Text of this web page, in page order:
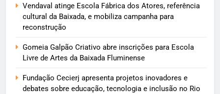
Vendaval atinge Escola Fábrica dos Atores, referência
cultural da Baixada, e mobiliza campanha para
reconstrução
Gomeia Galpão Criativo abre inscrições para Escola
Livre de Artes da Baixada Fluminense
Fundação Cecierj apresenta projetos inovadores e
debates sobre educação, tecnologia e inclusão no Rio